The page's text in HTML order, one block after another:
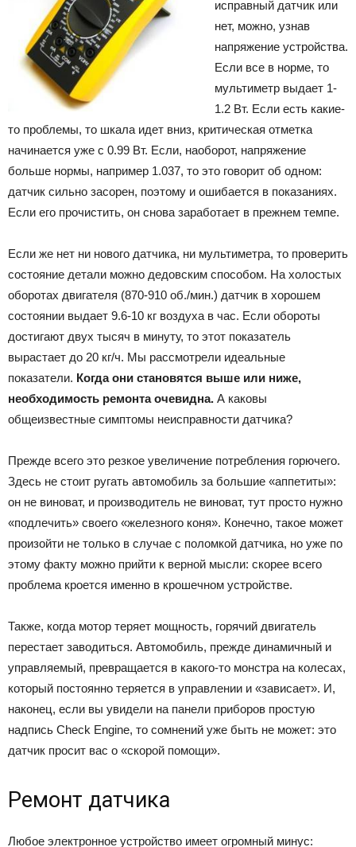
исправный датчик или
нет, можно, узнав
напряжение устройства.
Если все в норме, то
мультиметр выдает 1-
1.2 Вт. Если есть какие-
то проблемы, то шкала идет вниз, критическая отметка
начинается уже с 0.99 Вт. Если, наоборот, напряжение
больше нормы, например 1.037, то это говорит об одном:
датчик сильно засорен, поэтому и ошибается в показаниях.
Если его прочистить, он снова заработает в прежнем темпе.
Если же нет ни нового датчика, ни мультиметра, то проверить
состояние детали можно дедовским способом. На холостых
оборотах двигателя (870-910 об./мин.) датчик в хорошем
состоянии выдает 9.6-10 кг воздуха в час. Если обороты
достигают двух тысяч в минуту, то этот показатель
вырастает до 20 кг/ч. Мы рассмотрели идеальные
показатели. Когда они становятся выше или ниже,
необходимость ремонта очевидна. А каковы
общеизвестные симптомы неисправности датчика?
Прежде всего это резкое увеличение потребления горючего.
Здесь не стоит ругать автомобиль за большие «аппетиты»:
он не виноват, и производитель не виноват, тут просто нужно
«подлечить» своего «железного коня». Конечно, такое может
произойти не только в случае с поломкой датчика, но уже по
этому факту можно прийти к верной мысли: скорее всего
проблема кроется именно в крошечном устройстве.
Также, когда мотор теряет мощность, горячий двигатель
перестает заводиться. Автомобиль, прежде динамичный и
управляемый, превращается в какого-то монстра на колесах,
который постоянно теряется в управлении и «зависает». И,
наконец, если вы увидели на панели приборов простую
надпись Check Engine, то сомнений уже быть не может: это
датчик просит вас о «скорой помощи».
Ремонт датчика
Любое электронное устройство имеет огромный минус: